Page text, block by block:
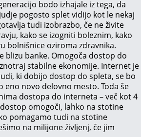
bodo izhajale iz tega, da
pogosto splet vidijo kot le nekaj
tudi izobrazbo, če ne živite
kako se izogniti boleznim, kako
bolnišnice oziroma zdravnika.
blizu banke. Omogoča dostop do
stabilne ekonomije. Internet je
ki dobijo dostop do spleta, se bo
eno novo delovno mesto. Toda še
dostopa do interneta – več kot 4
omogoči, lahko na stotine
pomagamo tudi na stotine
na milijone življenj, če jim